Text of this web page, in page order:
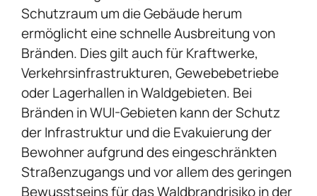
Schutzraum um die Gebäude herum
ermöglicht eine schnelle Ausbreitung von
Bränden. Dies gilt auch für Kraftwerke,
Verkehrsinfrastrukturen, Gewebebetriebe
oder Lagerhallen in Waldgebieten. Bei
Bränden in WUI-Gebieten kann der Schutz
der Infrastruktur und die Evakuierung der
Bewohner aufgrund des eingeschränkten
Straßenzugangs und vor allem des geringen
Bewusstseins für das Waldbrandrisiko in der